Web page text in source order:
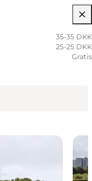
35-35 DKK
25-25 DKK
Gratis